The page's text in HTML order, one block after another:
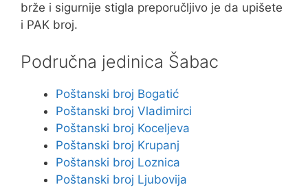
brže i sigurnije stigla preporučljivo je da upišete
i PAK broj.
Područna jedinica Šabac
Poštanski broj Bogatić
Poštanski broj Vladimirci
Poštanski broj Koceljeva
Poštanski broj Krupanj
Poštanski broj Loznica
Poštanski broj Ljubovija